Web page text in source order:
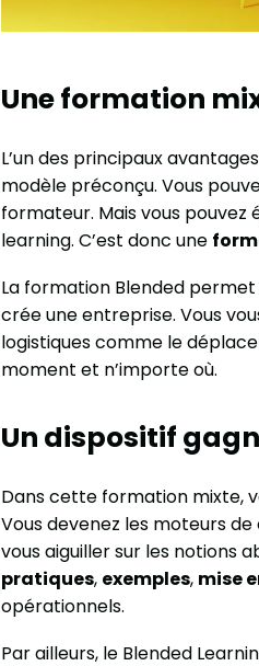
Une formation
L’un des principaux
modèle préconçu. Vous
formateur. Mais vous
learning. C’est donc une
La formation Blended
crée une entreprise. Vous
logistiques comme le
moment et n’importe où.
Un dispositif
Dans cette formation mixte,
Vous devenez les moteurs
vous aiguiller sur les notions
pratiques, exemples, mise
opérationnels.
Par ailleurs, le Blended